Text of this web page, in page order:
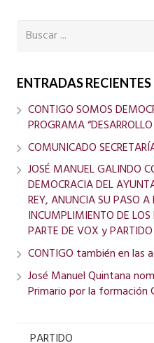
ENTRADAS RECIENTES
CONTIGO SOMOS
PROGRAMA
COMUNICADO
JOSÉ MANUEL GALINDO
DEMOCRACIA DEL
REY, ANUNCIA SU PASO
INCUMPLIMIENTO DE
PARTE DE VOX y
CONTIGO también en las
José Manuel Quintana
Primario por la formación